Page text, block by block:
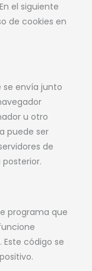
el siguiente
de cookies en
se envía junto
u otro
puede ser
de
programa que
código se